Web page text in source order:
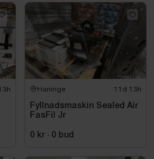
Haninge 11d 13h
Fyllnadsmaskin Sealed Air
FasFil Jr
0 kr · 0 bud